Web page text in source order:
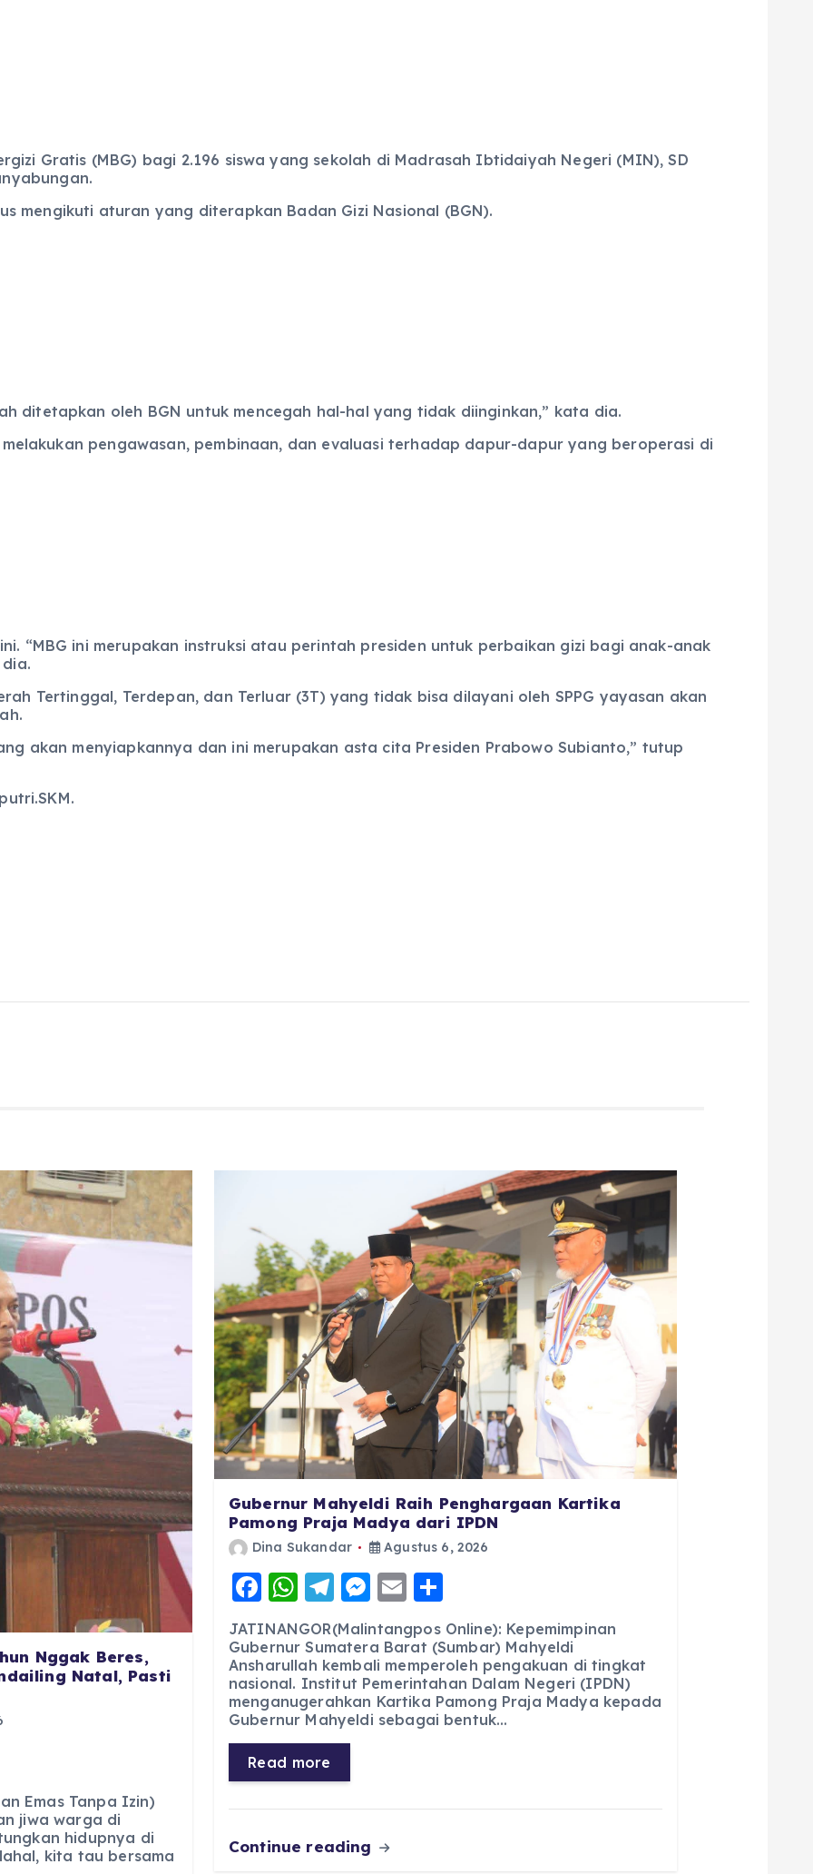
Gratis (MBG) bagi 2.196 siswa yang sekolah di Madrasah Ibtidaiyah Negeri (MIN), SD
mengikuti aturan yang diterapkan Badan Gizi Nasional (BGN).
ditetapkan oleh BGN untuk mencegah hal-hal yang tidak diinginkan,” kata dia.
melakukan pengawasan, pembinaan, dan evaluasi terhadap dapur-dapur yang beroperasi di
“MBG ini merupakan instruksi atau perintah presiden untuk perbaikan gizi bagi anak-anak
Tertinggal, Terdepan, dan Terluar (3T) yang tidak bisa dilayani oleh SPPG yayasan akan
akan menyiapkannya dan ini merupakan asta cita Presiden Prabowo Subianto,” tutup
Nggak Beres,
Natal, Pasti
Emas Tanpa Izin)
jiwa warga di
hidupnya di
kita tau bersama
Gubernur Mahyeldi Raih Penghargaan Kartika
Pamong Praja Madya dari IPDN
Dina Sukandar Agustus 6, 2026
F
a
c
e
b
o
o
k
W
h
a
ts
A
p
p
T
el
e
g
r
a
M
e
ss
e
n
g
E
ai
l
h
a
re
JATINANGOR(Malintangpos Online): Kepemimpinan
Gubernur Sumatera Barat (Sumbar) Mahyeldi
Ansharullah kembali memperoleh pengakuan di tingkat
nasional. Institut Pemerintahan Dalam Negeri (IPDN)
menganugerahkan Kartika Pamong Praja Madya kepada
Gubernur Mahyeldi sebagai bentuk…
Read more
Continue reading